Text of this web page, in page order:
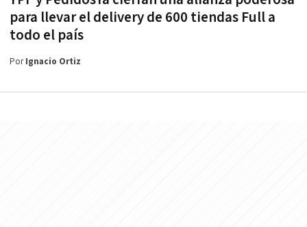
para llevar el delivery de 600 tiendas Full a
todo el país
PorIgnacio Ortiz